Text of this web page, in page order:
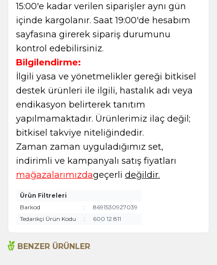
15:00'e kadar verilen siparişler aynı gün
içinde kargolanır. Saat 19:00'de hesabım
sayfasına girerek sipariş durumunu
kontrol edebilirsiniz.
Bilgilendirme:
İlgili yasa ve yönetmelikler gereği bitkisel
destek ürünleri ile ilgili, hastalık adı veya
endikasyon belirterek tanıtım
yapılmamaktadır. Ürünlerimiz ilaç değil;
bitkisel takviye niteliğindedir.
Zaman zaman uyguladığımız set,
indirimli ve kampanyalı satış fiyatları
mağazalarımızdageçerli değildir.
Ürün Filtreleri
Barkod
:
8691530927039
Tedarikçi Ürün Kodu
: 600 12 811
BENZER ÜRÜNLER